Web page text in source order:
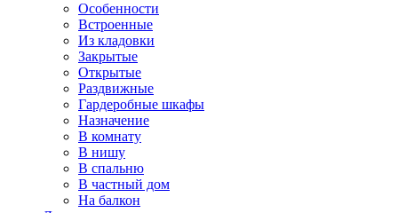
Особенности
Встроенные
Из кладовки
Закрытые
Открытые
Раздвижные
Гардеробные шкафы
Назначение
В комнату
В нишу
В спальню
В частный дом
На балкон